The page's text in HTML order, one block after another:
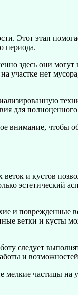
Этот этап
периода.
здесь они могут
участке нет
для
внимание, чтобы
веток и кустов
эстетический
и поврежденные
ветки и кусты
следует
и
мелкие частицы